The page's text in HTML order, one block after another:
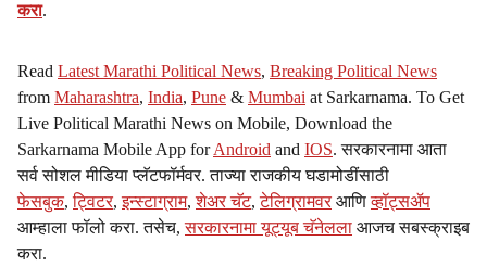
करा.
Read Latest Marathi Political News, Breaking Political News
from Maharashtra, India, Pune & Mumbai at Sarkarnama. To Get
Live Political Marathi News on Mobile, Download the
Sarkarnama Mobile App forAndroid and IOS. सरकारनामा आता
सर्व सोशल मीडिया प्लॅटफॉर्मवर. ताज्या राजकीय घडामोडींसाठी
फेसबुक,ट्विटर,इन्स्टाग्राम,शेअर चॅट,टेलिग्रामवर आणिव्हॉट्सॲप
आम्हाला फॉलो करा. तसेच,सरकारनामा यूट्यूब चॅनेलला आजच सबस्क्राइब
करा.